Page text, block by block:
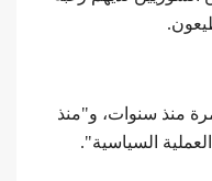
منذ سنوات، و"منذ
السياسية".